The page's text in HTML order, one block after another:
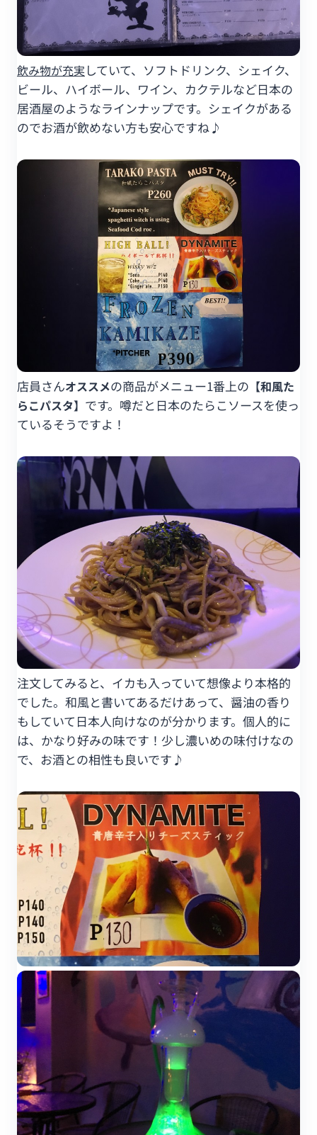
飲み物が充実 していて、ソフトドリンク、シェイク、
ビール、ハイボール、ワイン、カクテルなど日本の
居酒屋のようなラインナップです。シェイクがある
のでお酒が飲めない方も安心ですね♪
店員さんオススメの商品がメニュー1番上の 【和風た
らこパスタ】 です。噂だと日本のたらこソースを使っ
ているそうですよ！
注文してみると、イカも入っていて想像より本格的
でした。和風と書いてあるだけあって、醤油の香り
もしていて日本人向けなのが分かります。個人的に
は、かなり好みの味です！少し濃いめの味付けなの
で、お酒との相性も良いです♪